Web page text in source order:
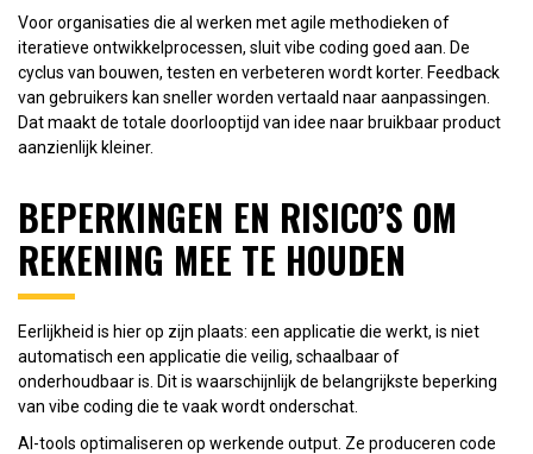
Voor organisaties die al werken met agile methodieken of
iteratieve ontwikkelprocessen, sluit vibe coding goed aan. De
cyclus van bouwen, testen en verbeteren wordt korter. Feedback
van gebruikers kan sneller worden vertaald naar aanpassingen.
Dat maakt de totale doorlooptijd van idee naar bruikbaar product
aanzienlijk kleiner.
BEPERKINGEN EN RISICO’S OM
REKENING MEE TE HOUDEN
Eerlijkheid is hier op zijn plaats: een applicatie die werkt, is niet
automatisch een applicatie die veilig, schaalbaar of
onderhoudbaar is. Dit is waarschijnlijk de belangrijkste beperking
van vibe coding die te vaak wordt onderschat.
AI-tools optimaliseren op werkende output. Ze produceren code